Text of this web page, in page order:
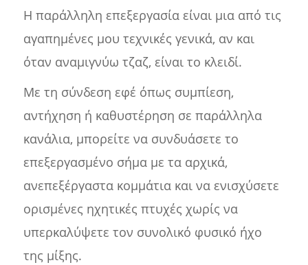
Η παράλληλη επεξεργασία είναι μια από τις
αγαπημένες μου τεχνικές γενικά, αν και
όταν αναμιγνύω τζαζ, είναι το κλειδί.
Με τη σύνδεση εφέ όπως συμπίεση,
αντήχηση ή καθυστέρηση σε παράλληλα
κανάλια, μπορείτε να συνδυάσετε το
επεξεργασμένο σήμα με τα αρχικά,
ανεπεξέργαστα κομμάτια και να ενισχύσετε
ορισμένες ηχητικές πτυχές χωρίς να
υπερκαλύψετε τον συνολικό φυσικό ήχο
της μίξης.